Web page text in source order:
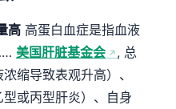
高 高蛋白血症是指血液
美国肝脏基金会
, 总
缩导致表观升高）、
或丙型肝炎）、自身